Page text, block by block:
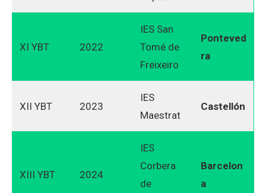
XI YBT 2022
IES San
Tomé de
Freixeiro
Ponteved
ra
XII YBT 2023
IES
Maestrat
Castellón
XIII YBT 2024
IES
Corbera
de
Barcelon
a